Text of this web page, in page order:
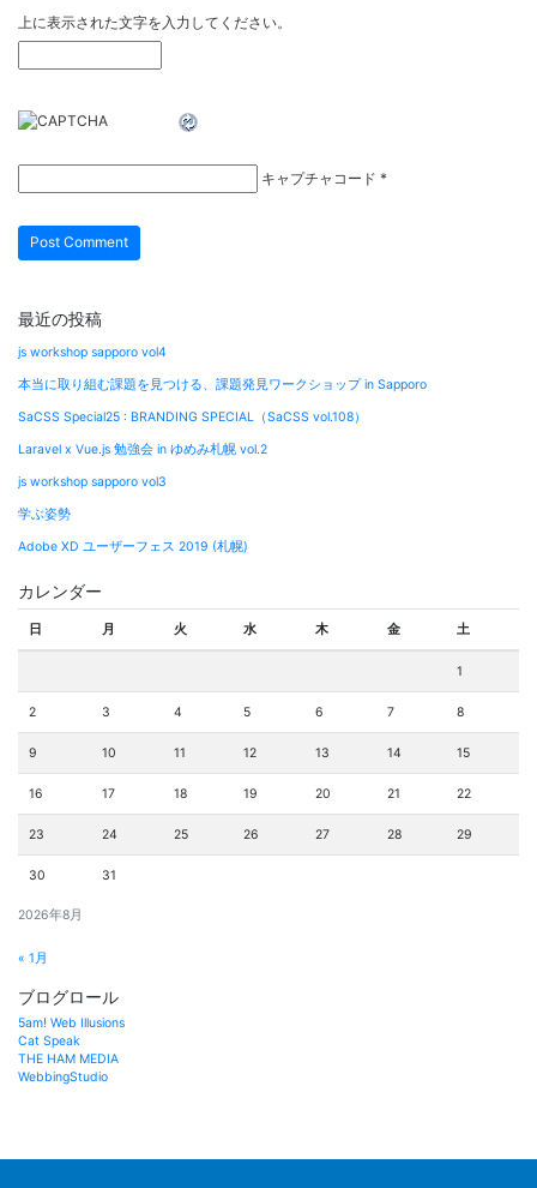
上に表示された文字を入力してください。
キャプチャコード *
最近の投稿
js workshop sapporo vol4
本当に取り組む課題を見つける、課題発見ワークショップ in Sapporo
SaCSS Special25 : BRANDING SPECIAL（SaCSS vol.108）
Laravel x Vue.js 勉強会 in ゆめみ札幌 vol.2
js workshop sapporo vol3
学ぶ姿勢
Adobe XD ユーザーフェス 2019 (札幌)
カレンダー
2026年8月
日 月 火 水 木 金 土
1
2 3 4 5 6 7 8
9 10 11 12 13 14 15
16 17 18 19 20 21 22
23 24 25 26 27 28 29
30 31
« 1月
ブログロール
5am! Web Illusions
Cat Speak
THE HAM MEDIA
WebbingStudio